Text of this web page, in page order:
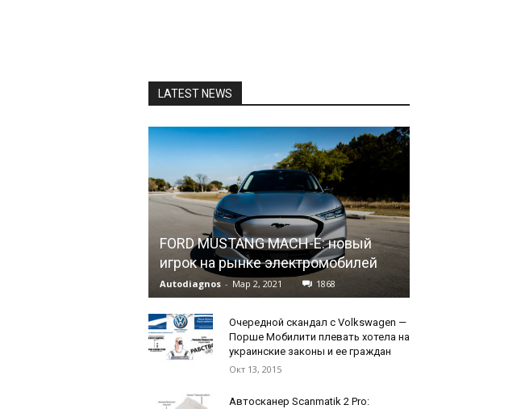
LATEST NEWS
FORD MUSTANG MACH-E: новый
игрок на рынке электромобилей
Autodiagnos - Мар 2, 2021 1868
Очередной скандал с Volkswagen —
Порше Мобилити плевать хотела на
украинские законы и ее граждан
Окт 13, 2015
Автосканер Scanmatik 2 Pro: